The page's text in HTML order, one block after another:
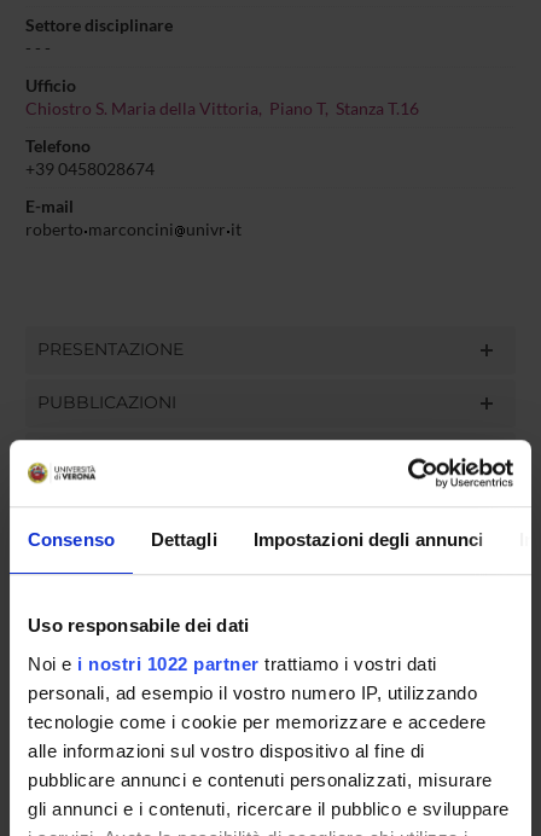
Consenso Dettagli Impostazioni degli annunci
Uso responsabile dei dati
Noi e i nostri 1022 partner trattiamo i vostri dati
personali, ad esempio il vostro numero IP, utilizzando
tecnologie come i cookie per memorizzare e accedere
alle informazioni sul vostro dispositivo al fine di
pubblicare annunci e contenuti personalizzati, misurare
gli annunci e i contenuti, ricercare il pubblico e sviluppare
Settore disciplinare
- - -
Ufficio
Chiostro S. Maria della Vittoria, Piano T, Stanza T.16
Telefono
+39 0458028674
E-mail
roberto marconcini univr it
PRESENTAZIONE
PUBBLICAZIONI
GOVERNANCE
COMMISSIONI
UFFICI E STRUTTURE DI SERVIZIO
SERVIZI DI SEGRETERIA STUDENTI